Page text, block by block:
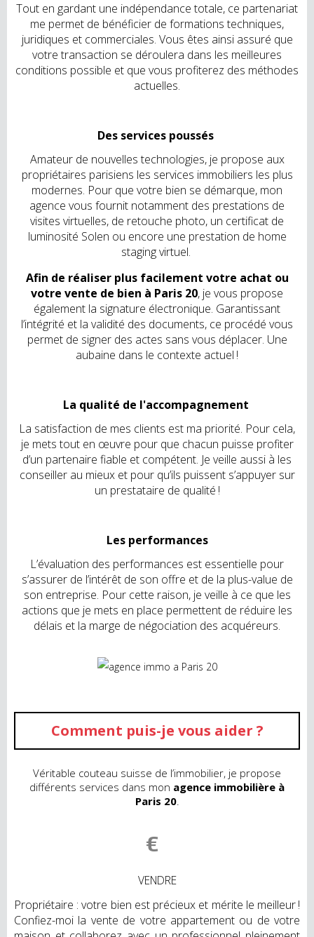
Tout en gardant une indépendance totale, ce partenariat
me permet de bénéficier de formations techniques,
juridiques et commerciales. Vous êtes ainsi assuré que
votre transaction se déroulera dans les meilleures
conditions possible et que vous profiterez des méthodes
actuelles.
Des services poussés
Amateur de nouvelles technologies, je propose aux
propriétaires parisiens les services immobiliers les plus
modernes. Pour que votre bien se démarque, mon
agence vous fournit notamment des prestations de
visites virtuelles, de retouche photo, un certificat de
luminosité Solen ou encore une prestation de home
staging virtuel.
Afin de réaliser plus facilement votre achat ou
votre vente de bien à Paris 20, je vous propose
également la signature électronique. Garantissant
l’intégrité et la validité des documents, ce procédé vous
permet de signer des actes sans vous déplacer. Une
aubaine dans le contexte actuel !
La qualité de l'accompagnement
La satisfaction de mes clients est ma priorité. Pour cela,
je mets tout en œuvre pour que chacun puisse profiter
d’un partenaire fiable et compétent. Je veille aussi à les
conseiller au mieux et pour qu’ils puissent s’appuyer sur
un prestataire de qualité !
Les performances
L’évaluation des performances est essentielle pour
s’assurer de l’intérêt de son offre et de la plus-value de
son entreprise. Pour cette raison, je veille à ce que les
actions que je mets en place permettent de réduire les
délais et la marge de négociation des acquéreurs.
Comment puis-je vous aider ?
Véritable couteau suisse de l’immobilier, je propose
différents services dans mon agence immobilière à
Paris 20.
VENDRE
Propriétaire : votre bien est précieux et mérite le meilleur !
Confiez-moi la vente de votre appartement ou de votre